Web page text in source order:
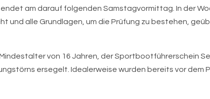
am darauf folgenden Samstagvormittag. In der
und alle Grundlagen, um die Prüfung zu bestehen,
von 16 Jahren, der Sportbootführerschein
ersegelt. Idealerweise wurden bereits vor dem